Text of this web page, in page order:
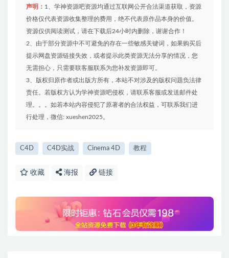
声明： 1、学神资源吧资源均通过互联网公开合法渠道获取，资源
价格仅代表资源收集整理的费用，绝不代表原作品本身的价值。
资源仅供阅读测试，请在下载后24小时内删除，谢谢合作！
2、由于部分资源中不可避免的存在一些敏感关键词，如果购买后
提示网盘资源链接失效，或者提示此类资源无法分享的情况，您
无需担心，只需要联客服联系为您补发资源即可。
3、版权归原作者或出版方所有，本站不对涉及的版权问题负法律
责任。若版权方认为学神资源吧侵权，请联系客服或发送邮件处
理。。。如若本站内容侵犯了原著者的合法权益，可联系我们进
行处理，微信: xueshen2025。
C4D C4D实战 Cinema 4D 教程
收藏 海报 链接